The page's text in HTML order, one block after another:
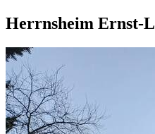
Herrnsheim Ernst-